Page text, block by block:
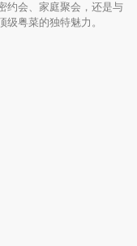
约会、家庭聚会，还是与
粤菜的独特魅力。